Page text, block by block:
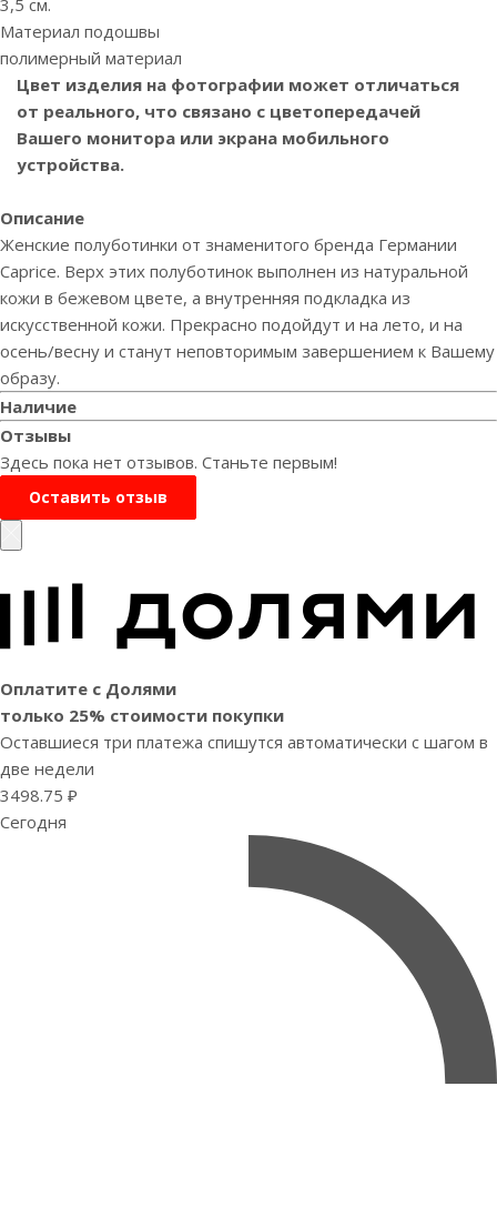
3,5 см.
Материал подошвы
полимерный материал
Цвет изделия на фотографии может отличаться
от реального, что связано с цветопередачей
Вашего монитора или экрана мобильного
устройства.
Описание
Женские полуботинки от знаменитого бренда Германии
Caprice. Верх этих полуботинок выполнен из натуральной
кожи в бежевом цвете, а внутренняя подкладка из
искусственной кожи. Прекрасно подойдут и на лето, и на
осень/весну и станут неповторимым завершением к Вашему
образу.
Наличие
Отзывы
Здесь пока нет отзывов. Станьте первым!
Оставить отзыв
Оплатите с Долями
только 25% стоимости покупки
Оставшиеся три платежа спишутся автоматически с шагом в
две недели
3498.75 ₽
Сегодня